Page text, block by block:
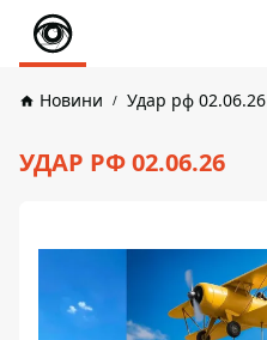
Новини Удар рф 02.06.26
УДАР РФ 02.06.26